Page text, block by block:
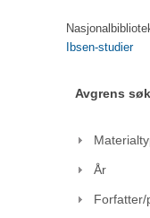
Ibsen-studier
Avgrens
År
Forfatter/